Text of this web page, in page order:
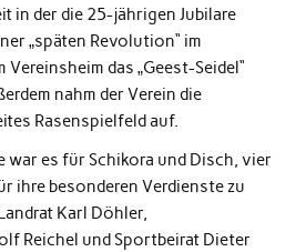
in der die 25-jährigen Jubilare
„späten Revolution“ im
das „Geest-Seidel“
nahm der Verein die
Rasenspielfeld auf.
war es für Schikora und Disch, vier
ihre besonderen Verdienste zu
Karl Döhler,
Reichel und Sportbeirat Dieter